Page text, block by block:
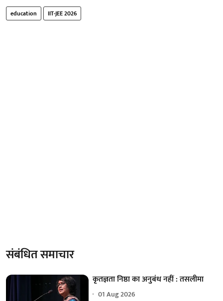
education IIT-JEE 2026
संबंधित समाचार
कृतज्ञता निष्ठा का अनुबंध नहीं : तसलीमा
01 Aug 2026